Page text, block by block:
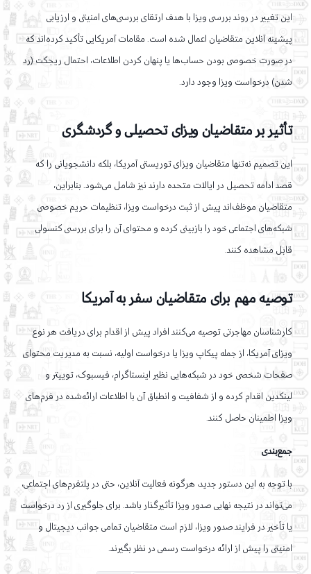
این تغییر در روند بررسی ویزا با هدف ارتقای بررسی‌های امنیتی و ارزیابی
پیشینه آنلاین متقاضیان اعمال شده است. مقامات آمریکایی تأکید کرده‌اند که
در صورت خصوصی بودن حساب‌ها یا پنهان کردن اطلاعات، احتمال ریجکت (رد
شدن) درخواست ویزا وجود دارد.
تأثیر بر متقاضیان ویزای تحصیلی و گردشگری
این تصمیم نه‌تنها متقاضیان ویزای توریستی آمریکا، بلکه دانشجویانی را که
قصد ادامه تحصیل در ایالات متحده دارند نیز شامل می‌شود. بنابراین،
متقاضیان موظف‌اند پیش از ثبت درخواست ویزا، تنظیمات حریم خصوصی
شبکه‌های اجتماعی خود را بازبینی کرده و محتوای آن را برای بررسی کنسولی
قابل مشاهده کنند.
توصیه مهم برای متقاضیان سفر به آمریکا
کارشناسان مهاجرتی توصیه می‌کنند افراد پیش از اقدام برای دریافت هر نوع
ویزای آمریکا، از جمله پیکاپ ویزا یا درخواست اولیه، نسبت به مدیریت محتوای
صفحات شخصی خود در شبکه‌هایی نظیر اینستاگرام، فیسبوک، توییتر و
لینکدین اقدام کرده و از شفافیت و انطباق آن با اطلاعات ارائه‌شده در فرم‌های
ویزا اطمینان حاصل کنند.
جمع‌بندی
با توجه به این دستور جدید، هرگونه فعالیت آنلاین، حتی در پلتفرم‌های اجتماعی،
می‌تواند در نتیجه نهایی صدور ویزا تأثیرگذار باشد. برای جلوگیری از رد درخواست
یا تأخیر در فرایند صدور ویزا، لازم است متقاضیان تمامی جوانب دیجیتال و
امنیتی را پیش از ارائه درخواست رسمی در نظر بگیرند.